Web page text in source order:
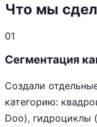
Что мы
01
Сегментация
Создали
категорию:
Doo), гидроциклы